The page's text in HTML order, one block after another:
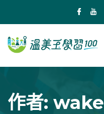
作者: wake